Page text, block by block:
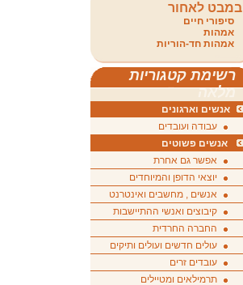
במבט לאחור
סיפורי חיים
אמהות
אמהות חד-הוריות
רשימת קטגוריות
מלאה
אנשים וארגונים
עבודה ועובדים
אנשים פשוטים
אפשר גם אחרת
יוצאי הדופן והמיוחדים
אנשים , מחשבים ואינטרנט
קיבוצים ואנשי ההתיישבות
החברה החרדית
עולים חדשים ועולים ותיקים
עובדים זרים
תרמילאים ומטיילים